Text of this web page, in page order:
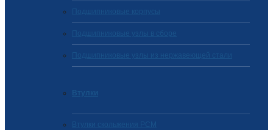
Подшипниковые корпусы
Подшипниковые узлы в сборе
Подшипниковые узлы из нержавеющей стали
Втулки
Втулки скольжения PCM